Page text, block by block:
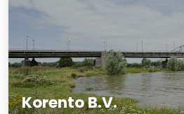
Korento B.V.